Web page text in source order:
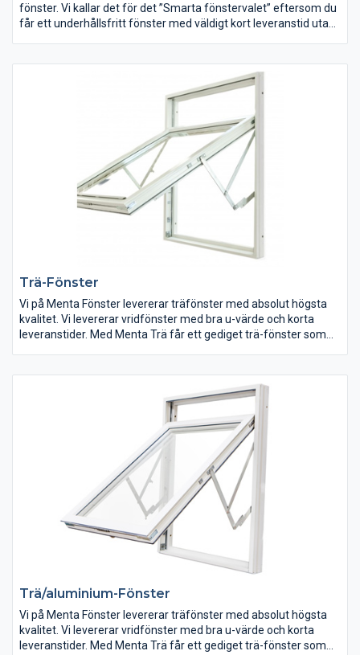
fönster. Vi kallar det för det ”Smarta fönstervalet” eftersom du
får ett underhållsfritt fönster med väldigt kort leveranstid utan
eller storleken på hålet i din vägg. Våra fönster ger dig
dessutom väldigt bra isolerande egenskaper (u-värde) som
spar energi och pengar åt dig. Leveranstiden för fönster eller
dörr hem till dig är 2-3 veckor så länge de inte har specialkulörer
Trä-Fönster
Vi på Menta Fönster levererar träfönster med absolut högsta
kvalitet. Vi levererar vridfönster med bra u-värde och korta
leveranstider. Med Menta Trä får ett gediget trä-fönster som
Trä/aluminium-Fönster
Vi på Menta Fönster levererar träfönster med absolut högsta
kvalitet. Vi levererar vridfönster med bra u-värde och korta
leveranstider. Med Menta Trä får ett gediget trä-fönster som